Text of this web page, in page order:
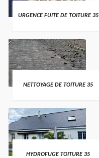
URGENCE FUITE DE TOITURE 35
NETTOYAGE DE TOITURE 35
HYDROFUGE TOITURE 35